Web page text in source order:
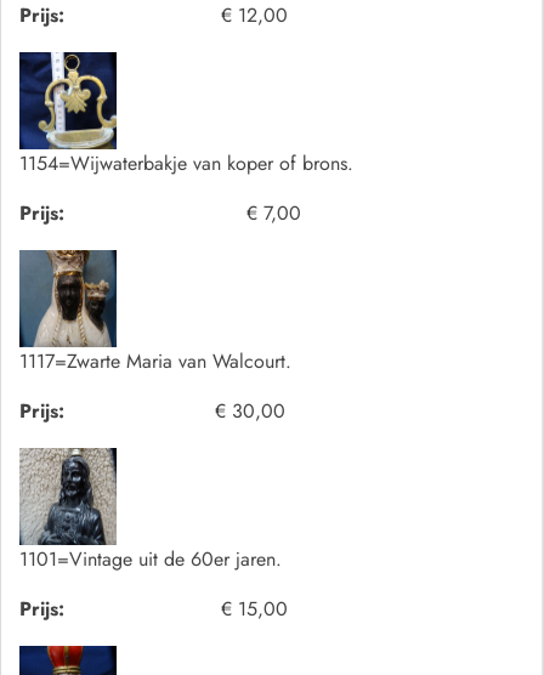
Prijs:
€ 12,00
1154=Wijwaterbakje van koper of brons.
Prijs:
€ 7,00
1117=Zwarte Maria van Walcourt.
Prijs:
€ 30,00
1101=Vintage uit de 60er jaren.
Prijs:
€ 15,00